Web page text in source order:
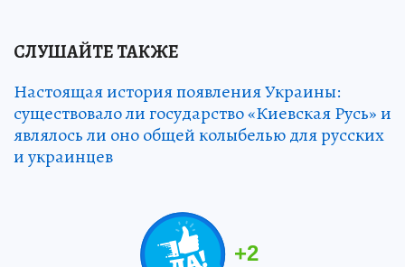
СЛУШАЙТЕ ТАКЖЕ
Настоящая история появления Украины:
существовало ли государство «Киевская Русь» и
являлось ли оно общей колыбелью для русских
и украинцев
+2